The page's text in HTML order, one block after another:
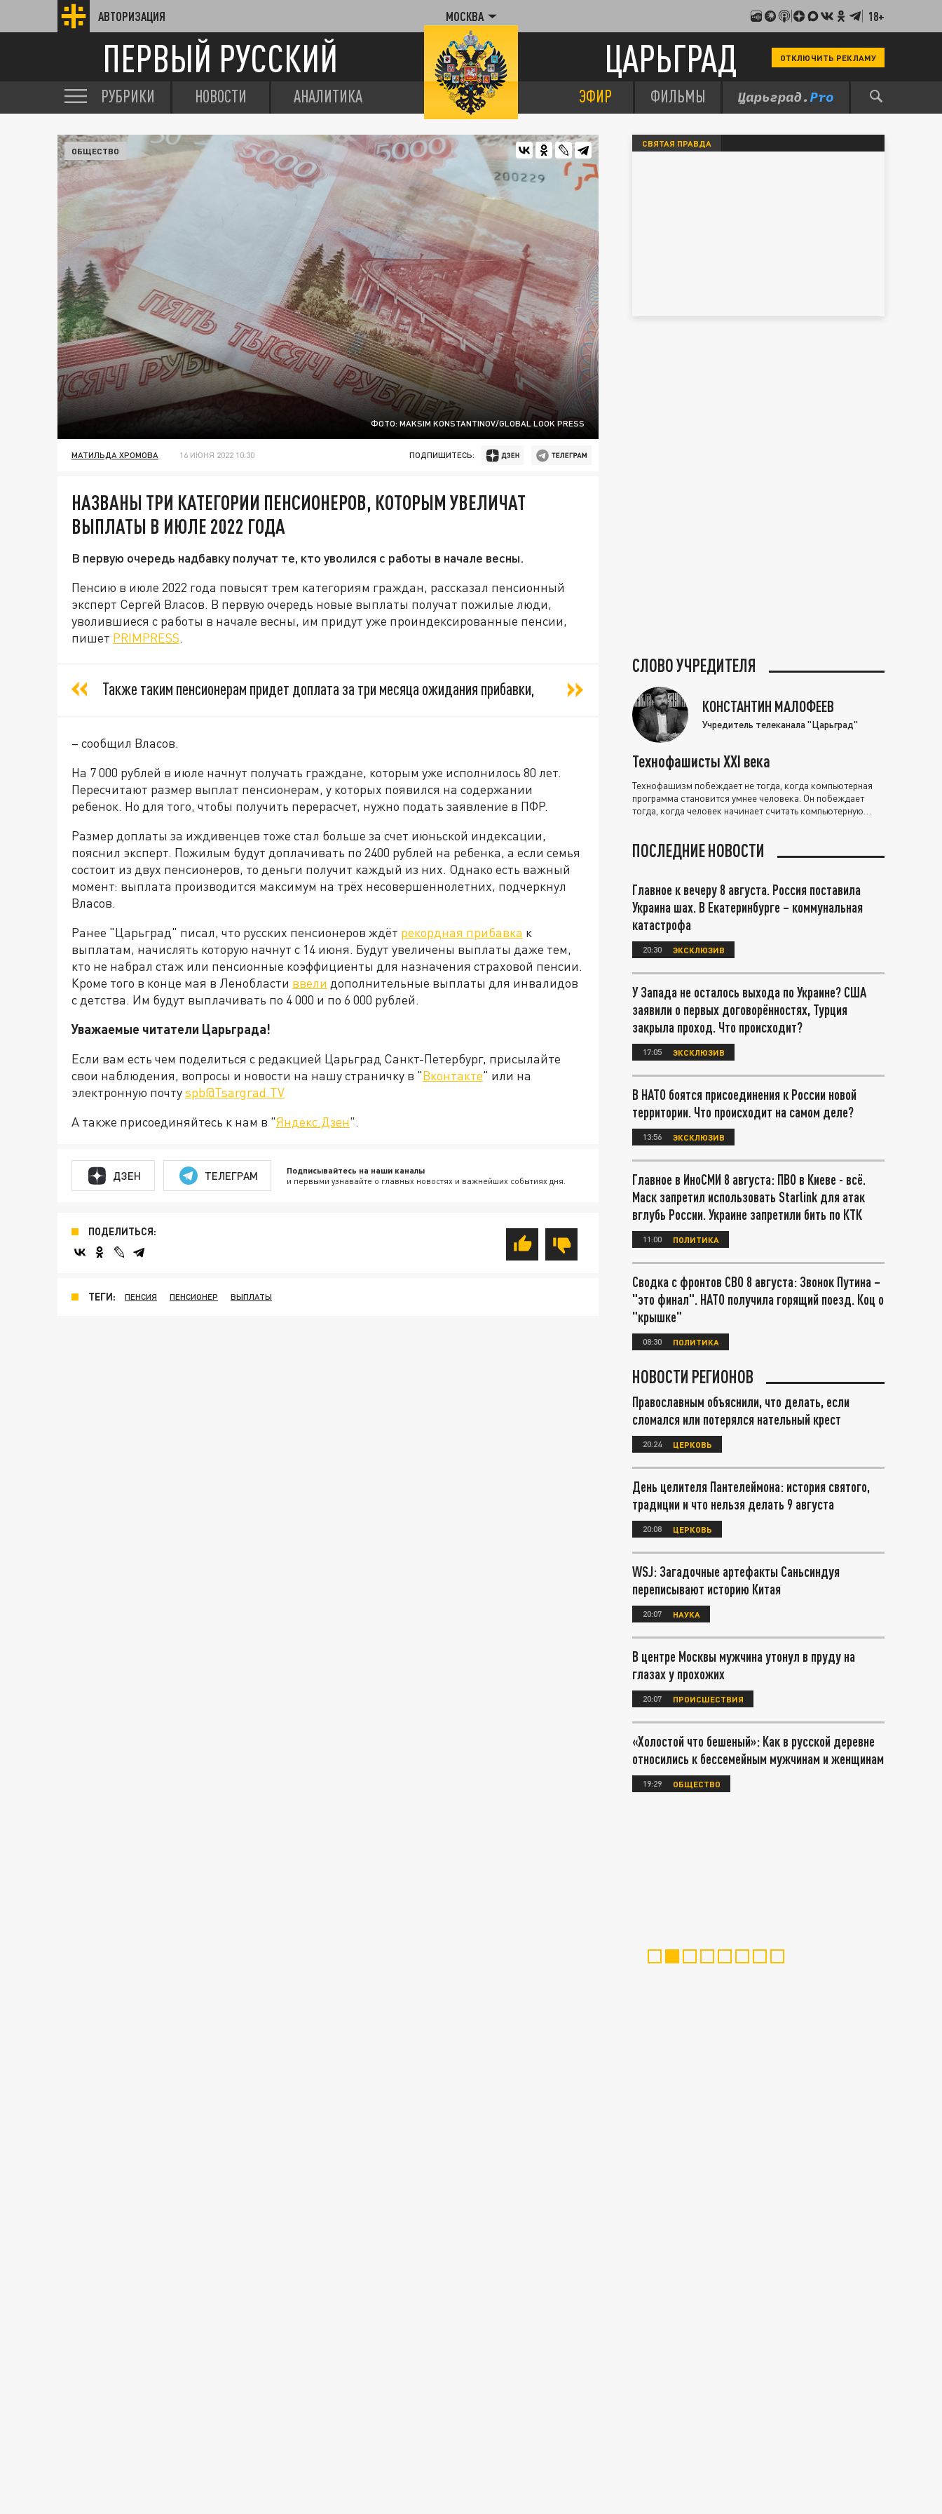
АВТОРИЗАЦИЯ МОСКВА 18+
ПЕРВЫЙ РУССКИЙ ЦАРЬГРАД ОТКЛЮЧИТЬ РЕКЛАМУ
РУБРИКИ НОВОСТИ АНАЛИТИКА ЭФИР ФИЛЬМЫ
ФОТО: MAKSIM KONSTANTINOV/GLOBAL LOOK PRESS
ОБЩЕСТВО
МАТИЛЬДА ХРОМОВА 16 ИЮНЯ 2022 10:30 ПОДПИШИТЕСЬ:
НАЗВАНЫ ТРИ КАТЕГОРИИ ПЕНСИОНЕРОВ, КОТОРЫМ УВЕЛИЧАТ
ВЫПЛАТЫ В ИЮЛЕ 2022 ГОДА
В первую очередь надбавку получат те, кто уволился с работы в начале весны.
Пенсию в июле 2022 года повысят трем категориям граждан, рассказал пенсионный
эксперт Сергей Власов. В первую очередь новые выплаты получат пожилые люди,
уволившиеся с работы в начале весны, им придут уже проиндексированные пенсии,
пишет PRIMPRESS.
Также таким пенсионерам придет доплата за три месяца ожидания прибавки,
– сообщил Власов.
На 7 000 рублей в июле начнут получать граждане, которым уже исполнилось 80 лет.
Пересчитают размер выплат пенсионерам, у которых появился на содержании
ребенок. Но для того, чтобы получить перерасчет, нужно подать заявление в ПФР.
Размер доплаты за иждивенцев тоже стал больше за счет июньской индексации,
пояснил эксперт. Пожилым будут доплачивать по 2400 рублей на ребенка, а если семья
состоит из двух пенсионеров, то деньги получит каждый из них. Однако есть важный
момент: выплата производится максимум на трёх несовершеннолетних, подчеркнул
Власов.
Ранее "Царьград" писал, что русских пенсионеров ждёт рекордная прибавка к
выплатам, начислять которую начнут с 14 июня. Будут увеличены выплаты даже тем,
кто не набрал стаж или пенсионные коэффициенты для назначения страховой пенсии.
Кроме того в конце мая в Ленобласти ввели дополнительные выплаты для инвалидов
с детства. Им будут выплачивать по 4 000 и по 6 000 рублей.
Уважаемые читатели Царьграда!
Если вам есть чем поделиться с редакцией Царьград Санкт-Петербург, присылайте
свои наблюдения, вопросы и новости на нашу страничку в "Вконтакте" или на
электронную почтуspb@Tsargrad.TV
А также присоединяйтесь к нам в "Яндекс.Дзен".
ДЗЕН ТЕЛЕГРАМ Подписывайтесь на наши каналы
и первыми узнавайте о главных новостях и важнейших событиях дня.
ПОДЕЛИТЬСЯ:
ТЕГИ: ПЕНСИЯ ПЕНСИОНЕР ВЫПЛАТЫ
СВЯТАЯ ПРАВДА
СЛОВО УЧРЕДИТЕЛЯ
КОНСТАНТИН МАЛОФЕЕВ
Учредитель телеканала "Царьград"
Технофашисты XXI века
Технофашизм побеждает не тогда, когда компьютерная
программа становится умнее человека. Он побеждает
тогда, когда человек начинает считать компьютерную
ПОСЛЕДНИЕ НОВОСТИ
Главное к вечеру 8 августа. Россия поставила
Украина шах. В Екатеринбурге – коммунальная
катастрофа
20:30 ЭКСКЛЮЗИВ
У Запада не осталось выхода по Украине? США
заявили о первых договорённостях, Турция
закрыла проход. Что происходит?
17:05 ЭКСКЛЮЗИВ
В НАТО боятся присоединения к России новой
территории. Что происходит на самом деле?
13:56 ЭКСКЛЮЗИВ
Главное в ИноСМИ 8 августа: ПВО в Киеве - всё.
Маск запретил использовать Starlink для атак
вглубь России. Украине запретили бить по КТК
11:00 ПОЛИТИКА
Сводка с фронтов СВО 8 августа: Звонок Путина –
"это финал". НАТО получила горящий поезд. Коц о
"крышке"
08:30 ПОЛИТИКА
НОВОСТИ РЕГИОНОВ
Православным объяснили, что делать, если
сломался или потерялся нательный крест
20:24 ЦЕРКОВЬ
День целителя Пантелеймона: история святого,
традиции и что нельзя делать 9 августа
20:08 ЦЕРКОВЬ
WSJ: Загадочные артефакты Саньсиндуя
переписывают историю Китая
20:07 НАУКА
В центре Москвы мужчина утонул в пруду на
глазах у прохожих
20:07 ПРОИСШЕСТВИЯ
«Холостой что бешеный»: Как в русской деревне
относились к бессемейным мужчинам и женщинам
19:29 ОБЩЕСТВО